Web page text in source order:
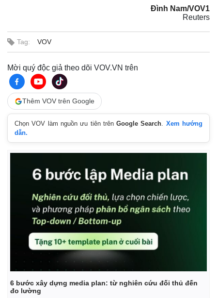
Thế giới
Quan sát
Cuộc sống đó đây
Multimedia
Video
Ảnh
E-Magazine
Đình Nam/VOV1
Reuters
Tag: VOV
Mời quý độc giả theo dõi VOV.VN trên
Thêm VOV trên Google
Chọn VOV làm nguồn ưu tiên trênGoogle Search. Xem hướng
dẫn.
6 bước xây dựng media plan: từ nghiên cứu đối thủ đến
đo lường